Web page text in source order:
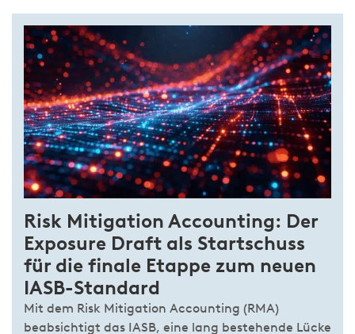
Risk Mitigation Accounting: Der
Exposure Draft als Startschuss
für die finale Etappe zum neuen
IASB-Standard
Mit dem Risk Mitigation Accounting (RMA)
beabsichtigt das IASB, eine lang bestehende Lücke